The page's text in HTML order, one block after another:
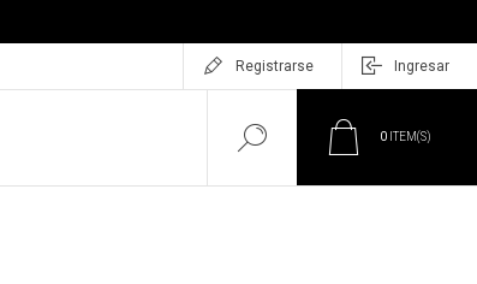
Registrarse Ingresar
0 ITEM(S)